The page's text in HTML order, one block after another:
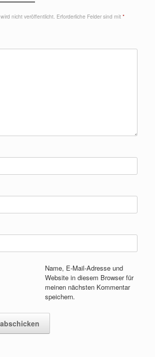
nicht veröffentlicht. Erforderliche Felder sind mit *
Name, E-Mail-Adresse und
Website in diesem Browser für
meinen nächsten Kommentar
speichern.